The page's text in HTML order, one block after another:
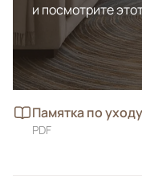
и посмотрите
Памятка по
PDF